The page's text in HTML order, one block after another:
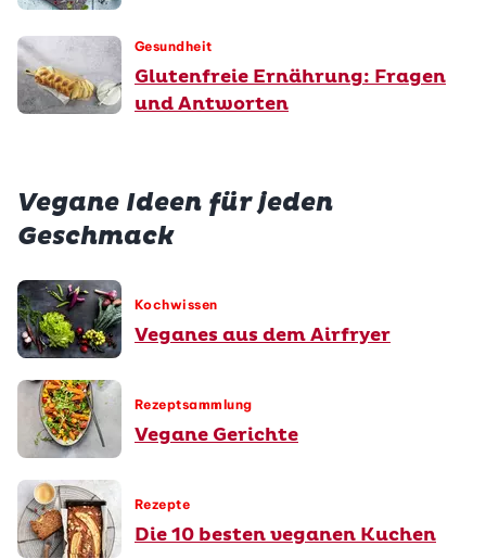
Gesundheit
Glutenfreie Ernährung: Fragen
und Antworten
Vegane Ideen für jeden
Geschmack
Kochwissen
Veganes aus dem Airfryer
Rezeptsammlung
Vegane Gerichte
Rezepte
Die 10 besten veganen Kuchen